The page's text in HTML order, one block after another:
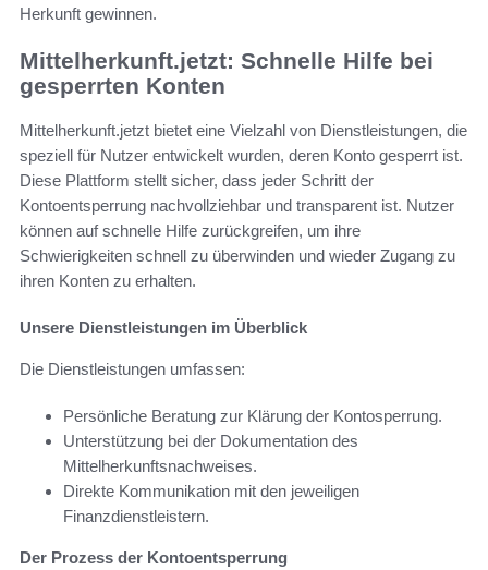
Herkunft gewinnen.
Mittelherkunft.jetzt: Schnelle Hilfe bei
gesperrten Konten
Mittelherkunft.jetzt bietet eine Vielzahl von Dienstleistungen, die
speziell für Nutzer entwickelt wurden, deren Konto gesperrt ist.
Diese Plattform stellt sicher, dass jeder Schritt der
Kontoentsperrung nachvollziehbar und transparent ist. Nutzer
können auf schnelle Hilfe zurückgreifen, um ihre
Schwierigkeiten schnell zu überwinden und wieder Zugang zu
ihren Konten zu erhalten.
Unsere Dienstleistungen im Überblick
Die Dienstleistungen umfassen:
Persönliche Beratung zur Klärung der Kontosperrung.
Unterstützung bei der Dokumentation des
Mittelherkunftsnachweises.
Direkte Kommunikation mit den jeweiligen
Finanzdienstleistern.
Der Prozess der Kontoentsperrung